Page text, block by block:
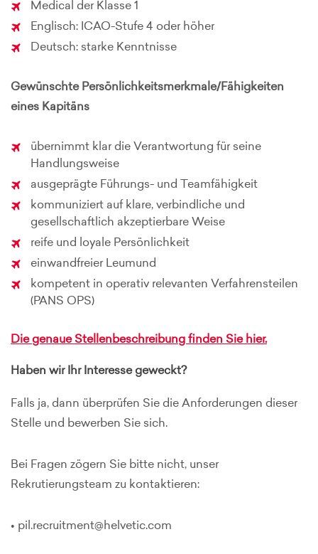
Medical der Klasse 1
Englisch: ICAO-Stufe 4 oder höher
Deutsch: starke Kenntnisse
Gewünschte Persönlichkeitsmerkmale/Fähigkeiten
eines Kapitäns
übernimmt klar die Verantwortung für seine
Handlungsweise
ausgeprägte Führungs- und Teamfähigkeit
kommuniziert auf klare, verbindliche und
gesellschaftlich akzeptierbare Weise
reife und loyale Persönlichkeit
einwandfreier Leumund
kompetent in operativ relevanten Verfahrensteilen
(PANS OPS)
Die genaue Stellenbeschreibung finden Sie hier.
Haben wir Ihr Interesse geweckt?
Falls ja, dann überprüfen Sie die Anforderungen dieser
Stelle und bewerben Sie sich.
Bei Fragen zögern Sie bitte nicht, unser
Rekrutierungsteam zu kontaktieren:
• pil.recruitment@helvetic.com